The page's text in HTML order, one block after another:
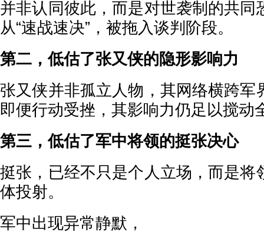
并非认同彼此，而是对世袭制的共同
从“速战速决”，被拖入谈判阶段。
第二，低估了张又侠的隐形影响力
张又侠并非孤立人物，其网络横跨军
即便行动受挫，其影响力仍足以搅动
第三，低估了军中将领的挺张决心
挺张，已经不只是个人立场，而是将
体投射。
军中出现异常静默，